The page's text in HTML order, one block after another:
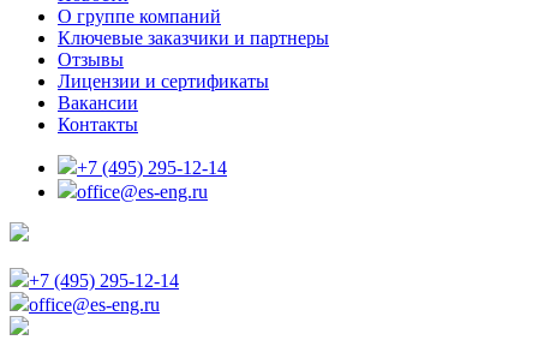
О группе компаний
Ключевые заказчики и партнеры
Отзывы
Лицензии и сертификаты
Вакансии
Контакты
+7 (495) 295-12-14
office@es-eng.ru
+7 (495) 295-12-14
office@es-eng.ru